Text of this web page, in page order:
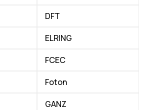
DFT
ELRING
FCEC
Foton
GANZ